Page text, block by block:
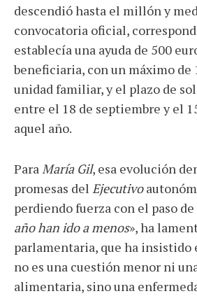
descendió hasta el millón y
convocatoria oficial,
establecía una ayuda de 500
beneficiaria, con un máximo de
unidad familiar, y el plazo de
entre el 18 de septiembre y el
aquel año.
Para María Gil, esa evolución
promesas del Ejecutivo
perdiendo fuerza con el paso de
año han ido a menos», ha
parlamentaria, que ha insistido
no es una cuestión menor ni
alimentaria, sino una